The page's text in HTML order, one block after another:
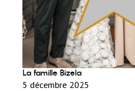
La famille Bizela
5 décembre 2025